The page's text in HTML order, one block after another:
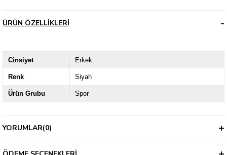
ÜRÜN ÖZELLIKLERI
Cinsiyet Erkek
Renk Siyah
Ürün Grubu Spor
YORUMLAR(0)